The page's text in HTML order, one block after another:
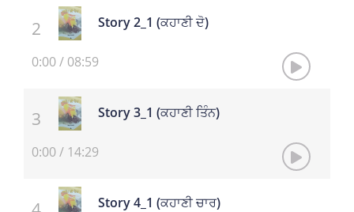
Story 2_1 (ਕਹਾਣੀ ਦੋ)
0:00/ 08:59
Story 3_1 (ਕਹਾਣੀ ਤਿੰਨ)
0:00/ 14:29
Story 4_1 (ਕਹਾਣੀ ਚਾਰ)